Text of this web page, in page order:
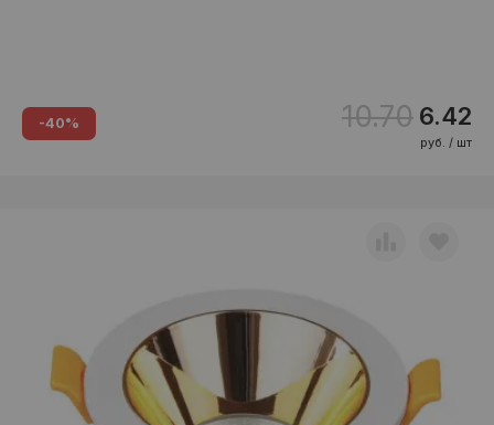
-40% 10.70 6.42
руб. / шт